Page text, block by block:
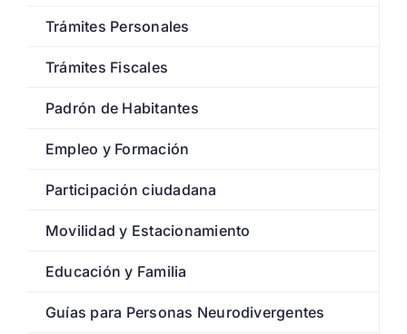
Trámites Personales
Trámites Fiscales
Padrón de Habitantes
Empleo y Formación
Participación ciudadana
Movilidad y Estacionamiento
Educación y Familia
Guías para Personas Neurodivergentes